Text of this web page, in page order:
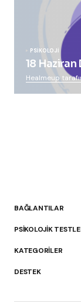
PSIKOLOJI
18 Haziran
Healmeup
BAĞLANTILAR
PSIKOLOJIK
KATEGORILER
DESTEK